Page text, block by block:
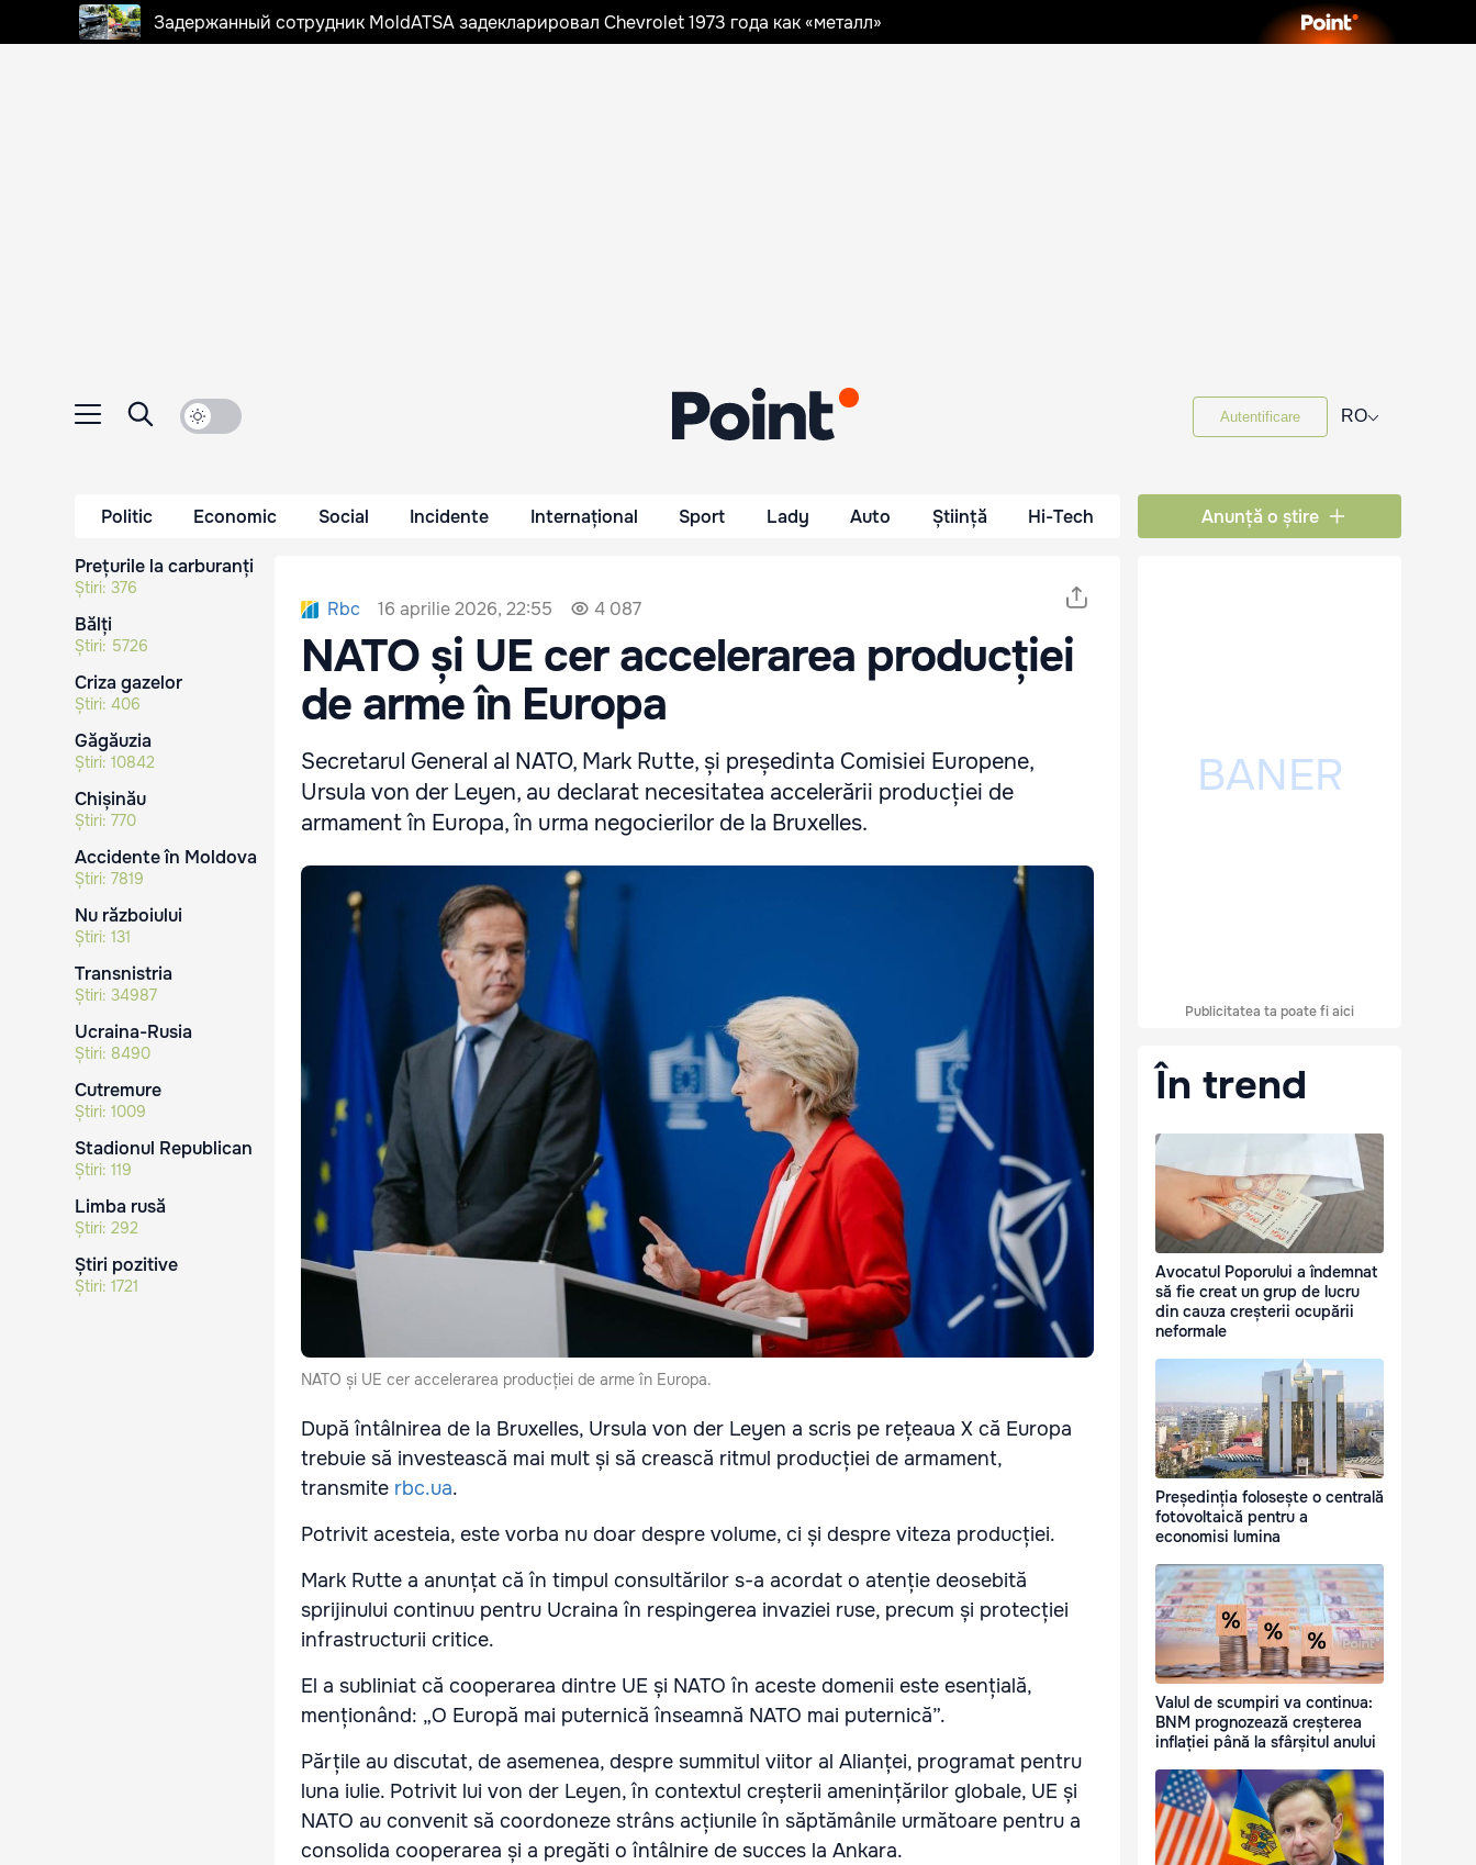
Задержанный сотрудник MoldATSA задекларировал Chevrolet 1973 года как «металл»
Autentificare RO⌵
Politic Economic Social Incidente Internațional Sport Lady Auto Știință Hi-Tech Anunță o știre
Prețurile la carburanți
Știri: 376
Bălți
Știri: 5726
Criza gazelor
Știri: 406
Găgăuzia
Știri: 10842
Chișinău
Știri: 770
Accidente în Moldova
Știri: 7819
Nu războiului
Știri: 131
Transnistria
Știri: 34987
Ucraina-Rusia
Știri: 8490
Cutremure
Știri: 1009
Stadionul Republican
Știri: 119
Limba rusă
Știri: 292
Știri pozitive
Știri: 1721
Rbc 16 aprilie 2026, 22:55 4 087
NATO și UE cer accelerarea producției
de arme în Europa
Secretarul General al NATO, Mark Rutte, și președinta Comisiei Europene,
Ursula von der Leyen, au declarat necesitatea accelerării producției de
armament în Europa, în urma negocierilor de la Bruxelles.
NATO și UE cer accelerarea producției de arme în Europa.
După întâlnirea de la Bruxelles, Ursula von der Leyen a scris pe rețeaua X că Europa
trebuie să investească mai mult și să crească ritmul producției de armament,
transmite rbc.ua.
Potrivit acesteia, este vorba nu doar despre volume, ci și despre viteza producției.
Mark Rutte a anunțat că în timpul consultărilor s-a acordat o atenție deosebită
sprijinului continuu pentru Ucraina în respingerea invaziei ruse, precum și protecției
infrastructurii critice.
El a subliniat că cooperarea dintre UE și NATO în aceste domenii este esențială,
menționând: „O Europă mai puternică înseamnă NATO mai puternică”.
Părțile au discutat, de asemenea, despre summitul viitor al Alianței, programat pentru
luna iulie. Potrivit lui von der Leyen, în contextul creșterii amenințărilor globale, UE și
NATO au convenit să coordoneze strâns acțiunile în săptămânile următoare pentru a
consolida cooperarea și a pregăti o întâlnire de succes la Ankara.
Publicitatea ta poate fi aici
În trend
Avocatul Poporului a îndemnat
să fie creat un grup de lucru
din cauza creșterii ocupării
neformale
Președinția folosește o centrală
fotovoltaică pentru a
economisi lumina
Valul de scumpiri va continua:
BNM prognozează creșterea
inflației până la sfârșitul anului